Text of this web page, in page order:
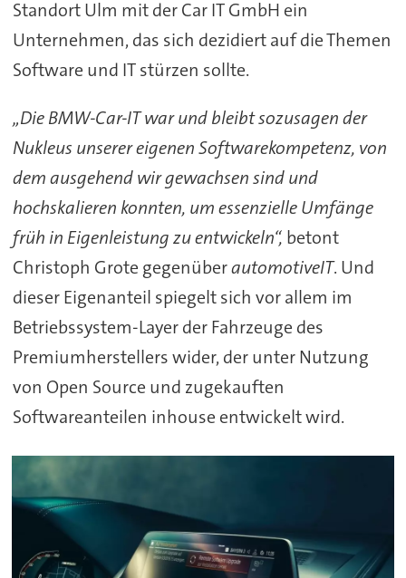
Standort Ulm mit der Car IT GmbH ein
Unternehmen, das sich dezidiert auf die Themen
Software und IT stürzen sollte.
„Die BMW-Car-IT war und bleibt sozusagen der
Nukleus unserer eigenen Softwarekompetenz, von
dem ausgehend wir gewachsen sind und
hochskalieren konnten, um essenzielle Umfänge
früh in Eigenleistung zu entwickeln“, betont
Christoph Grote gegenüberautomotiveIT. Und
dieser Eigenanteil spiegelt sich vor allem im
Betriebssystem-Layer der Fahrzeuge des
Premiumherstellers wider, der unter Nutzung
von Open Source und zugekauften
Softwareanteilen inhouse entwickelt wird.